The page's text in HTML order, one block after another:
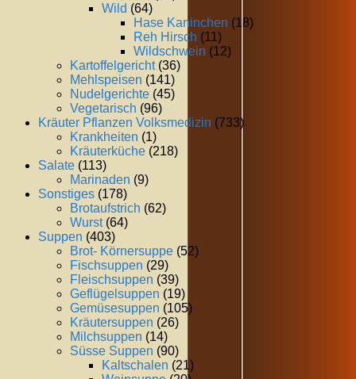
Wild (64)
Hase Kaninchen (18)
Reh Hirsch (11)
Wildschwein (12)
Kartoffelgericht(36)
Mehlspeisen (141)
Nudelgerichte (45)
Vegetarisch (96)
Kräuter Pflanzen Volksmedizin (733)
Krankheiten (1)
Kräuterküche (218)
Salate (113)
Marinaden (9)
Sonstiges (178)
Brotaufstrich (62)
Wurst(64)
Suppen (403)
Brot- Körnersuppe (52)
Fischsuppen (29)
Fleischsuppen (39)
Geflügelsuppen (19)
Gemüsesuppen (105)
Kräutersuppen (26)
Milchsuppen (14)
Süsse Suppen (90)
Kaltschalen (21)